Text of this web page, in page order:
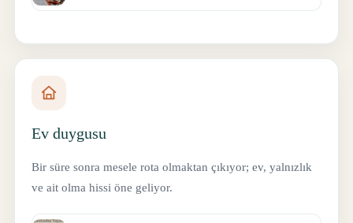
Ev duygusu
Bir süre sonra mesele rota olmaktan çıkıyor; ev, yalnızlık
ve ait olma hissi öne geliyor.